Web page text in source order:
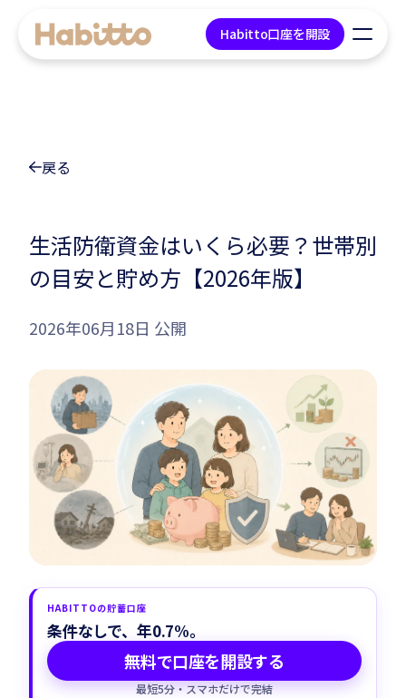
Habitto口座を開設
マネープラン相談
会社情報
コンテンツ
ツール
Habitto口座を開設
戻る
生活防衛資金はいくら必要？世帯別
の目安と貯め方【2026年版】
2026年06月18日 公開
HABITTOの貯蓄口座
条件なしで、年0.7%。
無料で口座を開設する
最短5分・スマホだけで完結